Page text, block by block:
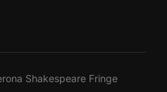
Shakespeare Fringe